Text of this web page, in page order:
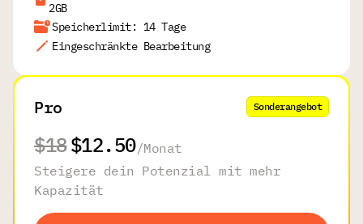
2GB
Speicherlimit: 14 Tage
Eingeschränkte Bearbeitung
Pro Sonderangebot
$18$12.50/Monat
Steigere dein Potenzial mit mehr
Kapazität